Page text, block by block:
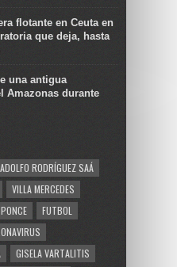
flotante en Ceuta en
que deja, hasta
una antigua
Amazonas durante
ADOLFO RODRÍGUEZ SAÁ
VILLA MERCEDES
FUTBOL
GISELA VARTALITIS